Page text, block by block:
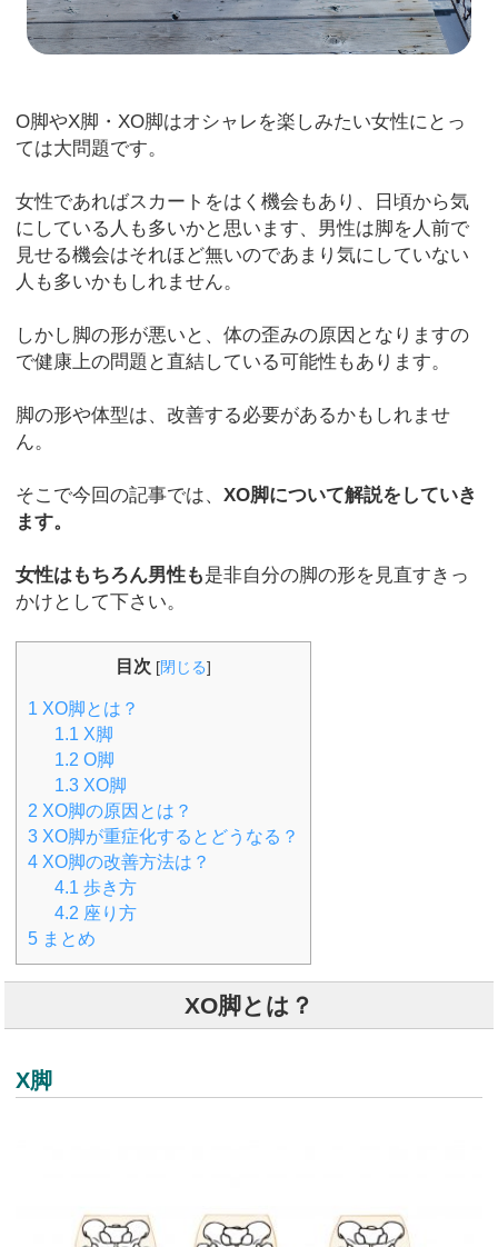
O脚やX脚・XO脚はオシャレを楽しみたい女性にとっ
ては大問題です。
女性であればスカートをはく機会もあり、日頃から気
にしている人も多いかと思います、男性は脚を人前で
見せる機会はそれほど無いのであまり気にしていない
人も多いかもしれません。
しかし脚の形が悪いと、体の歪みの原因となりますの
で健康上の問題と直結している可能性もあります。
脚の形や体型は、改善する必要があるかもしれませ
ん。
そこで今回の記事では、XO脚について解説をしていき
ます。
女性はもちろん男性も是非自分の脚の形を見直すきっ
かけとして下さい。
目次 [閉じる]
1 XO脚とは？
1.1X脚
1.2 O脚
1.3XO脚
2 XO脚の原因とは？
3 XO脚が重症化するとどうなる？
4 XO脚の改善方法は？
4.1歩き方
4.2 座り方
5 まとめ
XO脚とは？
X脚